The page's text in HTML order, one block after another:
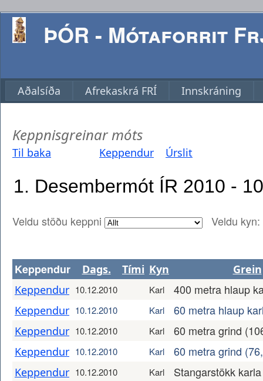
ÞÓR - Mótaforrit
Aðalsíða Afrekaskrá FRÍ Innskráning
Keppnisgreinar móts
Til baka Keppendur Úrslit
Veldu stöðu keppni Veldu kyn:
Keppendur Dags. Tími Kyn
Grein
Keppendur 10.12.2010 Karl 400 metra hlaup
Keppendur 10.12.2010 Karl 60 metra hlaup
Keppendur 10.12.2010 Karl 60 metra grind
Keppendur 10.12.2010 Karl 60 metra grind
Keppendur 10.12.2010 Karl Stangarstökk karla